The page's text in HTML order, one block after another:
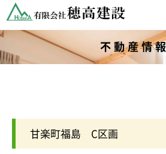
不動産情報
甘楽町福島 C区画